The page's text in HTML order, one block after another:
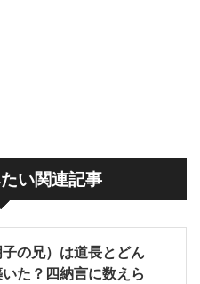
い関連記事
の兄）は道長とどん
た？四納言に数えら